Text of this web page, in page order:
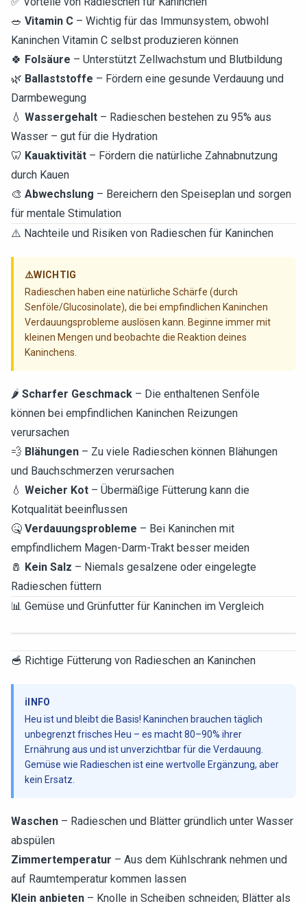
🥗 Vitamin C – Wichtig für das Immunsystem, obwohl
Kaninchen Vitamin C selbst produzieren können
🍀 Folsäure – Unterstützt Zellwachstum und Blutbildung
🌿 Ballaststoffe – Fördern eine gesunde Verdauung und
Darmbewegung
💧 Wassergehalt – Radieschen bestehen zu 95% aus
Wasser – gut für die Hydration
🦷 Kauaktivität – Fördern die natürliche Zahnabnutzung
durch Kauen
🎨 Abwechslung – Bereichern den Speiseplan und sorgen
für mentale Stimulation
⚠️ Nachteile und Risiken von Radieschen für Kaninchen
⚠️WICHTIG
Radieschen haben eine natürliche Schärfe (durch
Senföle/Glucosinolate), die bei empfindlichen Kaninchen
Verdauungsprobleme auslösen kann. Beginne immer mit
kleinen Mengen und beobachte die Reaktion deines
Kaninchens.
🌶️ Scharfer Geschmack – Die enthaltenen Senföle
können bei empfindlichen Kaninchen Reizungen
verursachen
💨 Blähungen – Zu viele Radieschen können Blähungen
und Bauchschmerzen verursachen
💧 Weicher Kot – Übermäßige Fütterung kann die
Kotqualität beeinflussen
🤒 Verdauungsprobleme – Bei Kaninchen mit
empfindlichem Magen-Darm-Trakt besser meiden
🧂 Kein Salz – Niemals gesalzene oder eingelegte
Radieschen füttern
📊 Gemüse und Grünfutter für Kaninchen im Vergleich
🥣 Richtige Fütterung von Radieschen an Kaninchen
ℹ️ INFO
Heu ist und bleibt die Basis! Kaninchen brauchen täglich
unbegrenzt frisches Heu – es macht 80–90% ihrer
Ernährung aus und ist unverzichtbar für die Verdauung.
Gemüse wie Radieschen ist eine wertvolle Ergänzung, aber
kein Ersatz.
Waschen – Radieschen und Blätter gründlich unter Wasser
abspülen
Zimmertemperatur – Aus dem Kühlschrank nehmen und
auf Raumtemperatur kommen lassen
Klein anbieten – Knolle in Scheiben schneiden; Blätter als